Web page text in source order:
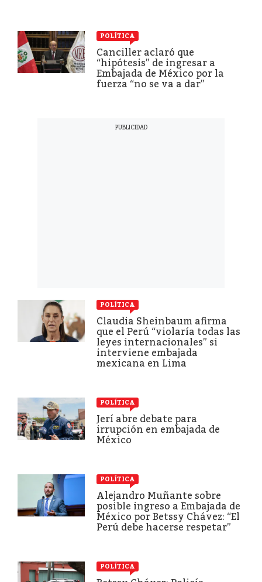
POLÍTICA
Canciller aclaró que
“hipótesis” de ingresar a
Embajada de México por la
fuerza “no se va a dar”
POLÍTICA
Claudia Sheinbaum afirma
que el Perú “violaría todas las
leyes internacionales” si
interviene embajada
mexicana en Lima
POLÍTICA
Jerí abre debate para
irrupción en embajada de
México
POLÍTICA
Alejandro Muñante sobre
posible ingreso a Embajada de
México por Betssy Chávez: “El
Perú debe hacerse respetar”
POLÍTICA